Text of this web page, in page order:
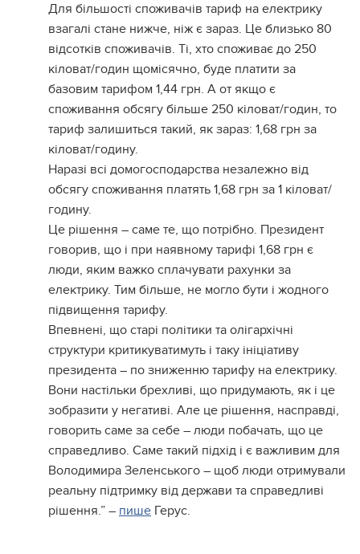
Для більшості споживачів тариф на електрику
взагалі стане нижче, ніж є зараз. Це близько 80
відсотків споживачів. Ті, хто споживає до 250
кіловат/годин щомісячно, буде платити за
базовим тарифом 1,44 грн. А от якщо є
споживання обсягу більше 250 кіловат/годин, то
тариф залишиться такий, як зараз: 1,68 грн за
кіловат/годину.
Наразі всі домогосподарства незалежно від
обсягу споживання платять 1,68 грн за 1 кіловат/
годину.
Це рішення – саме те, що потрібно. Президент
говорив, що і при наявному тарифі 1,68 грн є
люди, яким важко сплачувати рахунки за
електрику. Тим більше, не могло бути і жодного
підвищення тарифу.
Впевнені, що старі політики та олігархічні
структури критикуватимуть і таку ініціативу
президента – по зниженню тарифу на електрику.
Вони настільки брехливі, що придумають, як і це
зобразити у негативі. Але це рішення, насправді,
говорить саме за себе – люди побачать, що це
справедливо. Саме такий підхід і є важливим для
Володимира Зеленського – щоб люди отримували
реальну підтримку від держави та справедливі
рішення.” – пише Герус.